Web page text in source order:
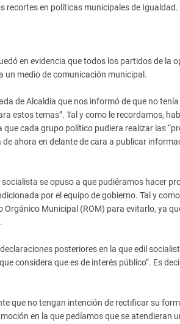
recortes en políticas municipales de Igualdad.
en evidencia que todos los partidos de la
un medio de comunicación municipal.
de Alcaldía que nos informó de que no
estos temas”. Tal y como le recordamos,
cada grupo político pudiera realizar las
ahora en delante de cara a publicar
se opuso a que pudiéramos hacer
por el equipo de gobierno. Tal y
Municipal (ROM) para evitarlo, ya
posteriores en la que edil
considera que es de interés público”. Es
que no tengan intención de rectificar su
en la que pedíamos que se atendieran